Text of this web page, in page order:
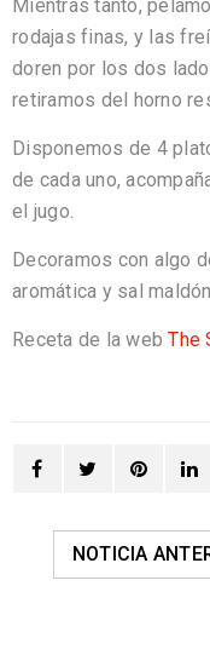
Mientras tanto,
rodajas finas, y las
doren por los dos
retiramos del horno
Disponemos de 4
de cada uno,
el jugo.
Decoramos con algo
aromática y sal
Receta de la webThe
NOTICIA